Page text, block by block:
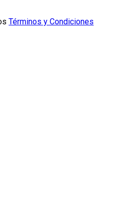
Términos y Condiciones